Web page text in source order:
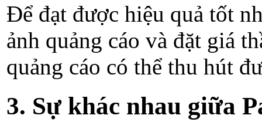
Để đạt được hiệu quả tốt
ảnh quảng cáo và đặt giá
quảng cáo có thể thu hút
3. Sự khác nhau giữa